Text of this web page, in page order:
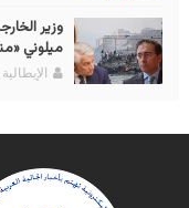
وزير
ميلوني
الإيطالية